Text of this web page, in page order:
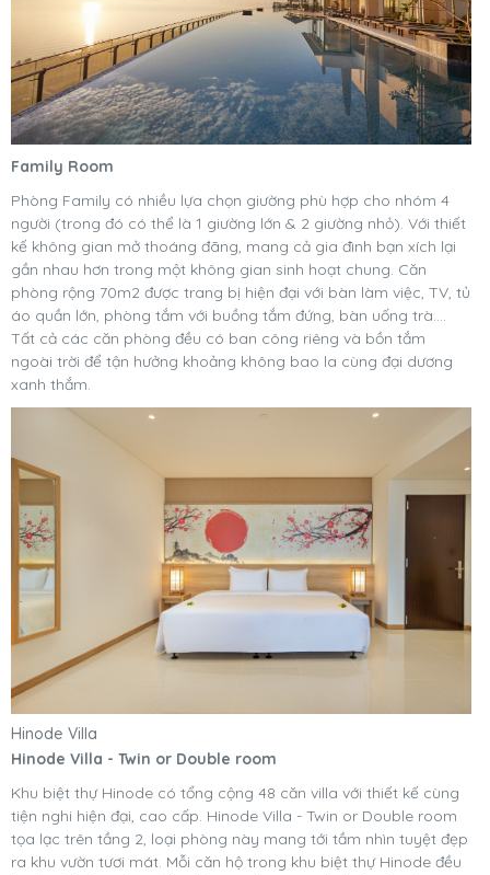
Family Room
Phòng Family có nhiều lựa chọn giường phù hợp cho nhóm 4
người (trong đó có thể là 1 giường lớn & 2 giường nhỏ). Với thiết
kế không gian mở thoáng đãng, mang cả gia đình bạn xích lại
gần nhau hơn trong một không gian sinh hoạt chung. Căn
phòng rộng 70m2 được trang bị hiện đại với bàn làm việc, TV, tủ
áo quần lớn, phòng tắm với buồng tắm đứng, bàn uống trà....
Tất cả các căn phòng đều có ban công riêng và bồn tắm
ngoài trời để tận hưởng khoảng không bao la cùng đại dương
xanh thắm.
Hinode Villa
Hinode Villa - Twin or Double room
Khu biệt thự Hinode có tổng cộng 48 căn villa với thiết kế cùng
tiện nghi hiện đại, cao cấp. Hinode Villa - Twin or Double room
tọa lạc trên tầng 2, loại phòng này mang tới tầm nhìn tuyệt đẹp
ra khu vườn tươi mát. Mỗi căn hộ trong khu biệt thự Hinode đều